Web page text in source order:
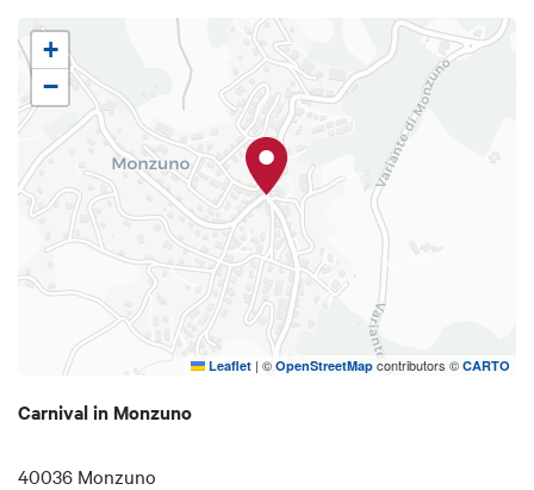
+
−
Leaflet | © OpenStreetMap contributors © CARTO
Carnival in Monzuno
40036 Monzuno